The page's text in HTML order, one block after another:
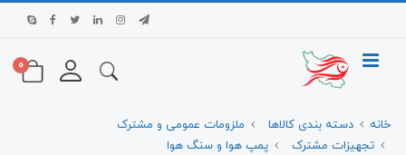
0
خانه دسته بندی کالاها
ملزومات عمومی و مشترک
تجهیزات مشترک
پمپ هوا و سنگ هوا